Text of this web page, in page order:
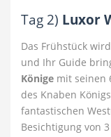
Tag 2) Luxor
Das Frühstück
und Ihr Guide
Könige mit seinen
des Knaben Königs
fantastischen
Besichtigung von